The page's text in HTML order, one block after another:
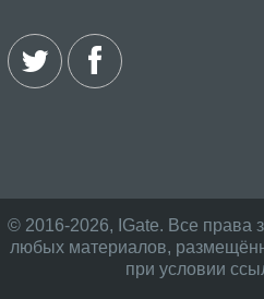
© 2016-2026, IGate. Все
любых материалов,
при условии